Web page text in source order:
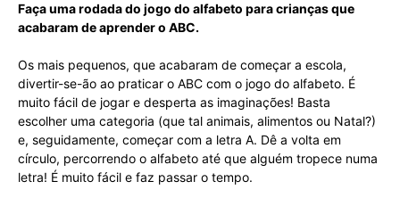
Faça uma rodada do jogo do alfabeto para crianças que
acabaram de aprender o ABC.
Os mais pequenos, que acabaram de começar a escola,
divertir-se-ão ao praticar o ABC com o jogo do alfabeto. É
muito fácil de jogar e desperta as imaginações! Basta
escolher uma categoria (que tal animais, alimentos ou Natal?)
e, seguidamente, começar com a letra A. Dê a volta em
círculo, percorrendo o alfabeto até que alguém tropece numa
letra! É muito fácil e faz passar o tempo.